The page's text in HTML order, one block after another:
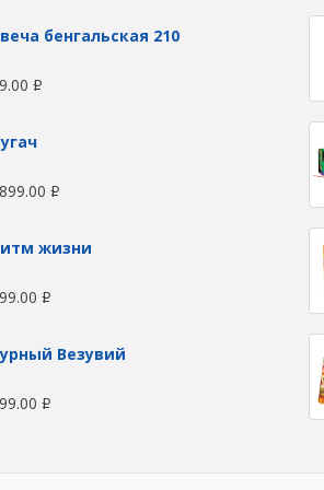
бенгальская 210
Р
Р
жизни
Р
Везувий
Р